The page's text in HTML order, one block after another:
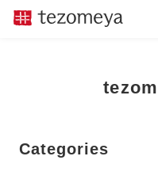
Categories